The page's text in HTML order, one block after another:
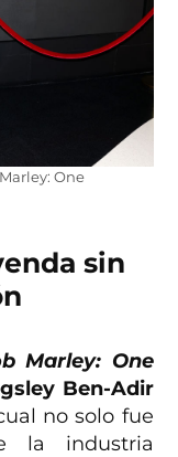
One
sin
Marley: One
Ben-Adir
no solo fue
la industria